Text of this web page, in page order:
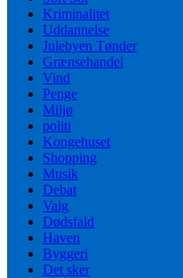
Kriminalitet
Uddannelse
Julebyen Tønder
Grænsehandel
Vind
Penge
Miljø
politi
Kongehuset
Shopping
Musik
Debat
Valg
Dødsfald
Haven
Byggeri
Det sker